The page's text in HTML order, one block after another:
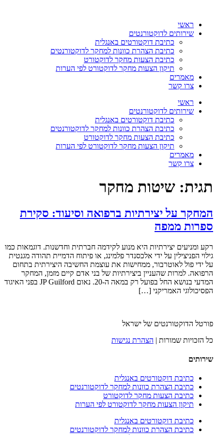
ראשי
שירותים לדוקטורנטים
כתיבת דוקטורטים באנגלית
כתיבת הצהרת כוונות למחקר לדוקטורנטים
כתיבת הצעות מחקר לדוקטורט
תיקון הצעות מחקר לדוקטורט לפי הערות
מאמרים
צרו קשר
ראשי
שירותים לדוקטורנטים
כתיבת דוקטורטים באנגלית
כתיבת הצהרת כוונות למחקר לדוקטורנטים
כתיבת הצעות מחקר לדוקטורט
תיקון הצעות מחקר לדוקטורט לפי הערות
מאמרים
צרו קשר
תגית: שיטות מחקר
המחקר על יצירתיות ברפואה וסיעוד: סקירת
ספרות ממפה
רקע ומניעים יצירתיות היא מנוע לקידמה חברתית וחדשנות. דוגמאות כמו
גילוי הפניצילין על ידי אלכסנדר פלמינג, או פיתוח הדמיית תהודה מגנטית
על ידי פול לאוטרבור, ממחישות את עוצמת החשיבה היצירתית בתחום
הרפואה. למרות שהעניין ביצירתיות של בני אדם קיים מזמן, המחקר
המדעי בנושא החל בפועל רק במאה ה-20. נאום JP Guilford בפני האיגוד
הפסיכולוגי האמריקני […]
פורטל הדוקטורנטים של ישראל
כל הזכויות שמורות | הצהרת נגישות
שירותים
כתיבת דוקטורטים באנגלית
כתיבת הצהרת כוונות למחקר לדוקטורנטים
כתיבת הצעות מחקר לדוקטורט
תיקון הצעות מחקר לדוקטורט לפי הערות
כתיבת דוקטורטים באנגלית
כתיבת הצהרת כוונות למחקר לדוקטורנטים